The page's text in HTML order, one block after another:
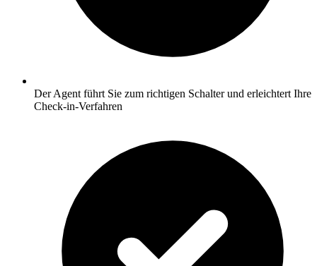
Der Agent führt Sie zum richtigen Schalter und erleichtert Ihre
Check-in-Verfahren